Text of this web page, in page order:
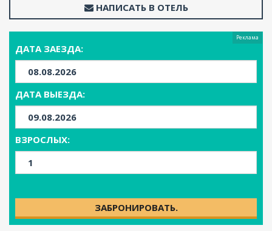
FAQ
НАПИСАТЬ В ОТЕЛЬ
Реклама
ДАТА ЗАЕЗДА:
ДАТА ВЫЕЗДА:
ВЗРОСЛЫХ:
ЗАБРОНИРОВАТЬ.